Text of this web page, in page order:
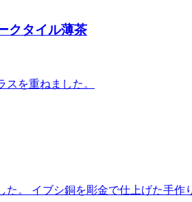
クタイル薄茶
を重ねました。
。 イブシ銅を彫金で仕上げた手